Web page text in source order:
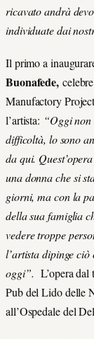
ricavato andrà
individuate dai
Il primo a
Buonafede,
Manufactory
l’artista: “Oggi non
difficoltà, lo sono
da qui.
una donna che si
giorni, ma con la
della sua famiglia
vedere troppe
l’artista dipinge ciò
oggi”. L’opera
Pub del Lido delle
all’Ospedale del